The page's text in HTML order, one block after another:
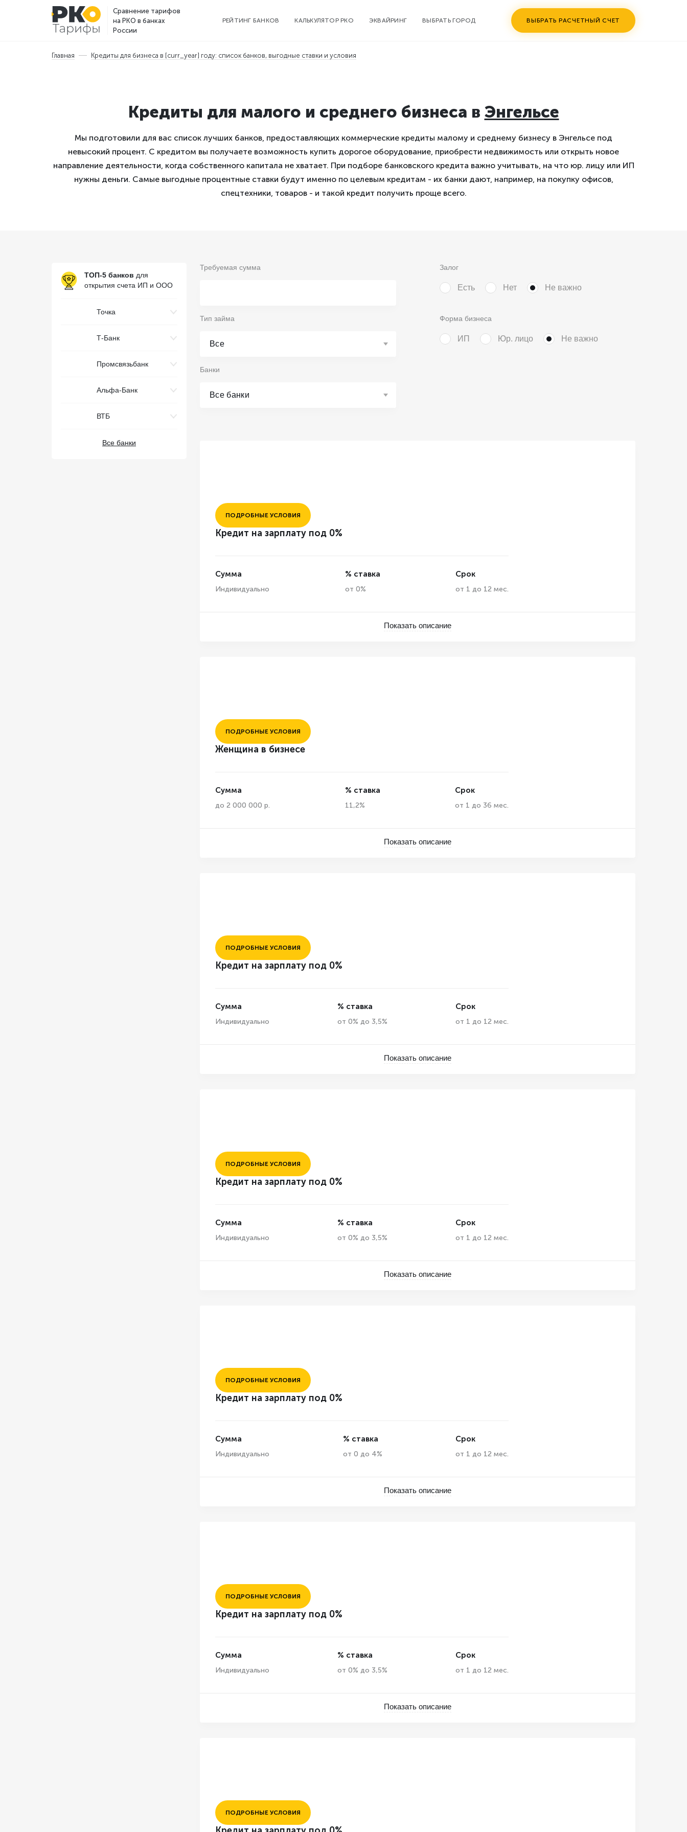
Сравнение тарифов
на РКО в банках
России
РЕЙТИНГ БАНКОВ КАЛЬКУЛЯТОР РКО ЭКВАЙРИНГ ВЫБРАТЬ ГОРОД ВЫБРАТЬ РАСЧЕТНЫЙ СЧЕТ
Главная Кредиты для бизнеса в [curr_year] году: список банков, выгодные ставки и условия
Кредиты для малого и среднего бизнеса в Энгельсе
Мы подготовили для вас список лучших банков, предоставляющих коммерческие кредиты малому и среднему бизнесу в Энгельсе под
невысокий процент. С кредитом вы получаете возможность купить дорогое оборудование, приобрести недвижимость или открыть новое
направление деятельности, когда собственного капитала не хватает. При подборе банковского кредита важно учитывать, на что юр. лицу или ИП
нужны деньги. Самые выгодные процентные ставки будут именно по целевым кредитам - их банки дают, например, на покупку офисов,
спецтехники, товаров - и такой кредит получить проще всего.
ТОП-5 банков для
открытия счета ИП и ООО
Точка
Т-Банк
Промсвязьбанк
Альфа-Банк
ВТБ
Все банки
Требуемая сумма Залог
Есть Нет Не важно
Тип займа
Все
Форма бизнеса
ИП Юр. лицо Не важно
Банки
Все банки
ПОДРОБНЫЕ УСЛОВИЯ
Кредит на зарплату под 0%
Сумма
Индивидуально
% ставка
от 0%
Срок
от 1 до 12 мес.
Показать описание
ПОДРОБНЫЕ УСЛОВИЯ
Женщина в бизнесе
Сумма
до 2 000 000 р.
% ставка
11,2%
Срок
от 1 до 36 мес.
Показать описание
ПОДРОБНЫЕ УСЛОВИЯ
Кредит на зарплату под 0%
Сумма
Индивидуально
% ставка
от 0% до 3,5%
Срок
от 1 до 12 мес.
Показать описание
ПОДРОБНЫЕ УСЛОВИЯ
Кредит на зарплату под 0%
Сумма
Индивидуально
% ставка
от 0% до 3,5%
Срок
от 1 до 12 мес.
Показать описание
ПОДРОБНЫЕ УСЛОВИЯ
Кредит на зарплату под 0%
Сумма
Индивидуально
% ставка
от 0 до 4%
Срок
от 1 до 12 мес.
Показать описание
ПОДРОБНЫЕ УСЛОВИЯ
Кредит на зарплату под 0%
Сумма
Индивидуально
% ставка
от 0% до 3,5%
Срок
от 1 до 12 мес.
Показать описание
ПОДРОБНЫЕ УСЛОВИЯ